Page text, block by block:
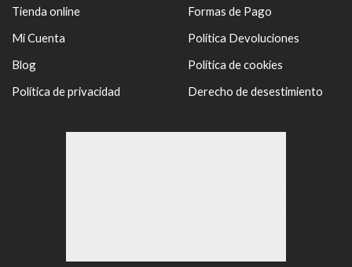
Tienda online
Mi Cuenta
Blog
Política de privacidad
Formas de Pago
Política Devoluciones
Política de cookies
Derecho de desestimiento